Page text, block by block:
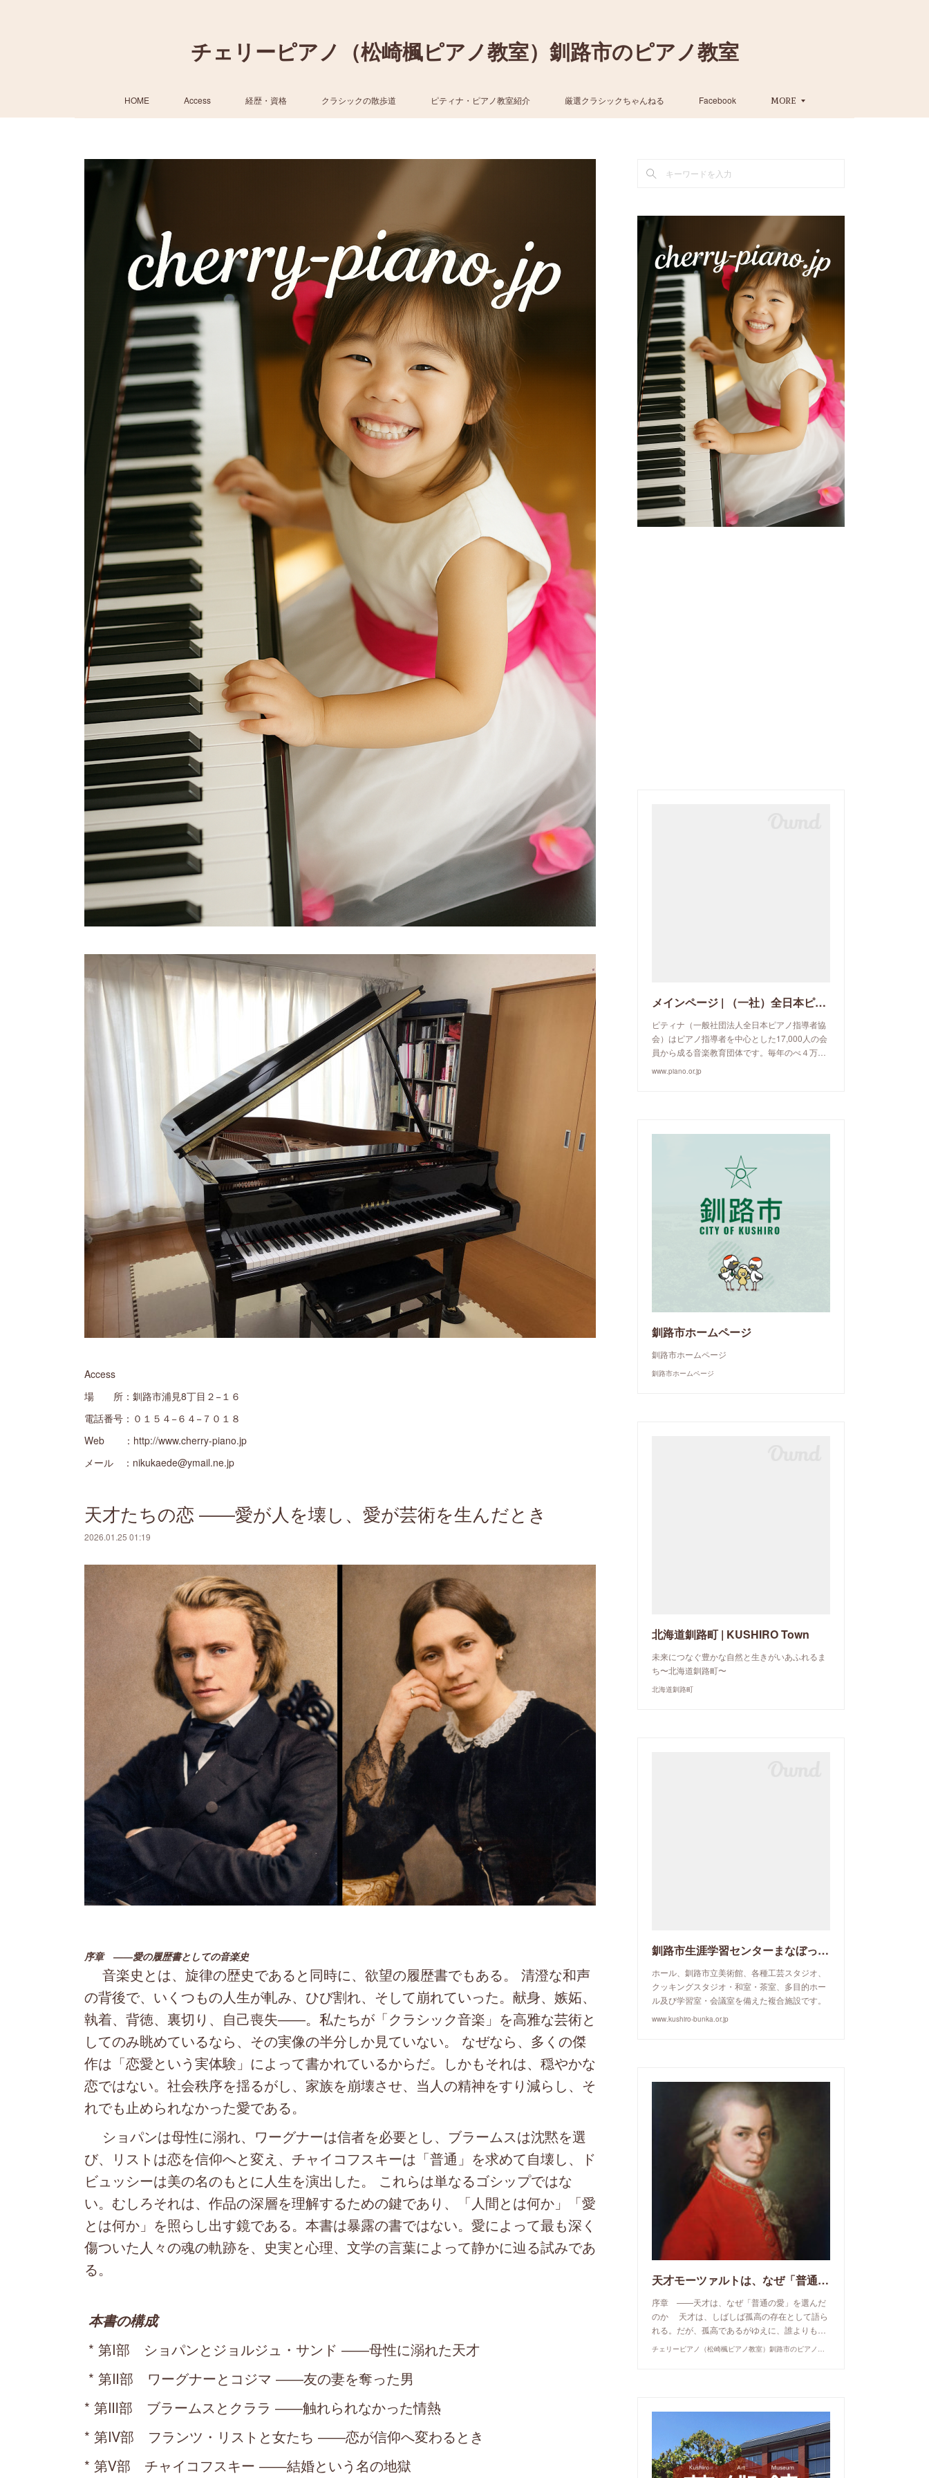
チェリーピアノ（松崎楓ピアノ教室）釧路市のピアノ教室
HOME Access 経歴・資格 クラシックの散歩道 ピティナ・ピアノ教室紹介 厳選クラシックちゃんねる Facebook MORE
Access
場 所：釧路市浦見8丁目２−１６
電話番号：０１５４−６４−７０１８
Web ：http://www.cherry-piano.jp
メール ：nikukaede@ymail.ne.jp
天才たちの恋 ――愛が人を壊し、愛が芸術を生んだとき
2026.01.25 01:19
序章 ――愛の履歴書としての音楽史
音楽史とは、旋律の歴史であると同時に、欲望の履歴書でもある。 清澄な和声
の背後で、いくつもの人生が軋み、ひび割れ、そして崩れていった。献身、嫉妬、
執着、背徳、裏切り、自己喪失――。私たちが「クラシック音楽」を高雅な芸術と
してのみ眺めているなら、その実像の半分しか見ていない。 なぜなら、多くの傑
作は「恋愛という実体験」によって書かれているからだ。しかもそれは、穏やかな
恋ではない。社会秩序を揺るがし、家族を崩壊させ、当人の精神をすり減らし、そ
れでも止められなかった愛である。
ショパンは母性に溺れ、ワーグナーは信者を必要とし、ブラームスは沈黙を選
び、リストは恋を信仰へと変え、チャイコフスキーは「普通」を求めて自壊し、ド
ビュッシーは美の名のもとに人生を演出した。 これらは単なるゴシップではな
い。むしろそれは、作品の深層を理解するための鍵であり、「人間とは何か」「愛
とは何か」を照らし出す鏡である。本書は暴露の書ではない。愛によって最も深く
傷ついた人々の魂の軌跡を、史実と心理、文学の言葉によって静かに辿る試みであ
る。
本書の構成
* 第Ⅰ部 ショパンとジョルジュ・サンド ――母性に溺れた天才
* 第Ⅱ部 ワーグナーとコジマ ――友の妻を奪った男
* 第Ⅲ部 ブラームスとクララ ――触れられなかった情熱
* 第Ⅳ部 フランツ・リストと女たち ――恋が信仰へ変わるとき
* 第Ⅴ部 チャイコフスキー ――結婚という名の地獄
メインページ | （一社）全日本ピアノ指導者協会
ピティナ（一般社団法人全日本ピアノ指導者協
会）はピアノ指導者を中心とした17,000人の会
員から成る音楽教育団体です。毎年のべ４万…
www.piano.or.jp
釧路市ホームページ
釧路市ホームページ
釧路市ホームページ
北海道釧路町 | KUSHIRO Town
未来につなぐ豊かな自然と生きがいあふれるま
ち〜北海道釧路町〜
北海道釧路町
釧路市生涯学習センターまなぼっと幣舞
ホール、釧路市立美術館、各種工芸スタジオ、
クッキングスタジオ・和室・茶室、多目的ホー
ル及び学習室・会議室を備えた複合施設です。
www.kushiro-bunka.or.jp
天才モーツァルトは、なぜ「普通の愛」を選んだのか
序章 ——天才は、なぜ「普通の愛」を選んだ
のか 天才は、しばしば孤高の存在として語ら
れる。だが、孤高であるがゆえに、誰よりも…
チェリーピアノ（松崎楓ピアノ教室）釧路市のピアノ教室